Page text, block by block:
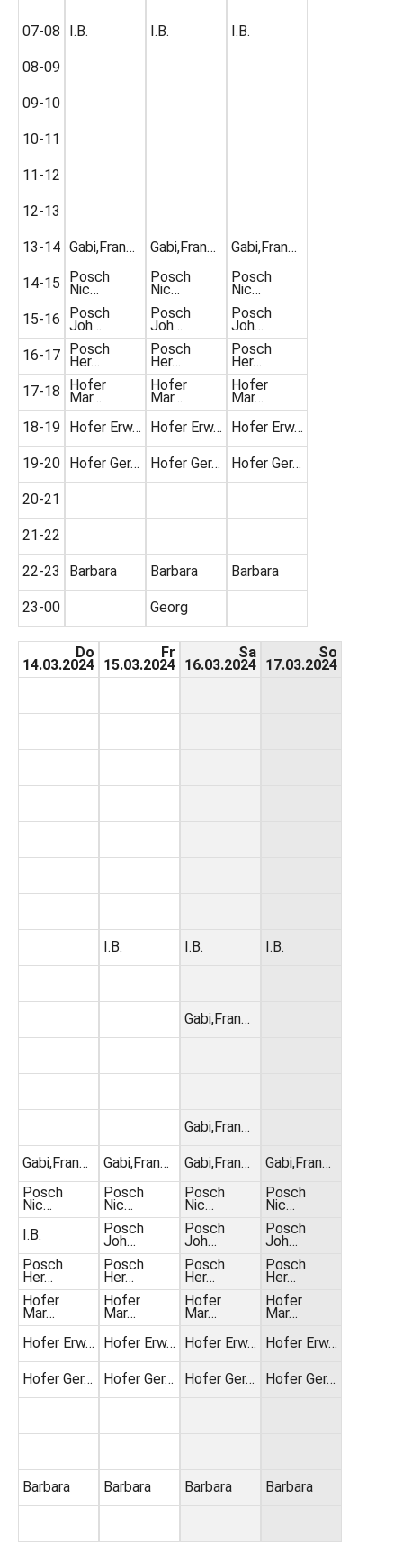
07-08
08-09
09-10
10-11
11-12
12-13
13-14
14-15
15-16
16-17
17-18
18-19
19-20
20-21
21-22
22-23
23-00
I.B.
Gabi,Fran…
Posch
Nic…
Posch
Joh…
Posch
Her…
Hofer
Mar…
Hofer Erw…
Hofer Ger…
Barbara
I.B.
Gabi,Fran…
Posch
Nic…
Posch
Joh…
Posch
Her…
Hofer
Mar…
Hofer Erw…
Hofer Ger…
Barbara
Georg
I.B.
Gabi,Fran…
Posch
Nic…
Posch
Joh…
Posch
Her…
Hofer
Mar…
Hofer Erw…
Hofer Ger…
Barbara
Do
14.03.2024
Gabi,Fran…
Posch
Nic…
I.B.
Posch
Her…
Hofer
Mar…
Hofer Erw…
Hofer Ger…
Barbara
Fr
15.03.2024
I.B.
Gabi,Fran…
Posch
Nic…
Posch
Joh…
Posch
Her…
Hofer
Mar…
Hofer Erw…
Hofer Ger…
Barbara
Sa
16.03.2024
I.B.
Gabi,Fran…
Gabi,Fran…
Gabi,Fran…
Posch
Nic…
Posch
Joh…
Posch
Her…
Hofer
Mar…
Hofer Erw…
Hofer Ger…
Barbara
So
17.03.2024
I.B.
Gabi,Fran…
Posch
Nic…
Posch
Joh…
Posch
Her…
Hofer
Mar…
Hofer Erw…
Hofer Ger…
Barbara